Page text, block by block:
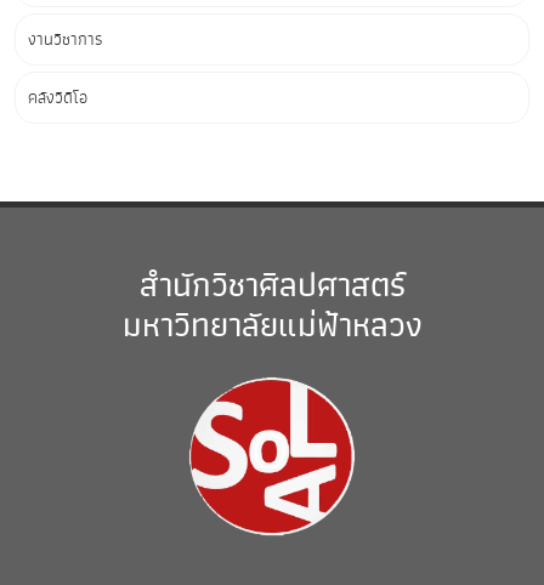
งานวิชาการ
คลังวิดีโอ
สำนักวิชาศิลปศาสตร์
มหาวิทยาลัยแม่ฟ้าหลวง